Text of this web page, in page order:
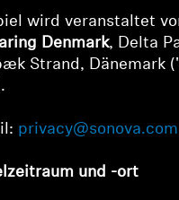
Thema Hören
& Zubehör
und Subs
wird veranstaltet
Denmark, Delta
Strand, Dänemark
privacy@sonova.com
und -ort